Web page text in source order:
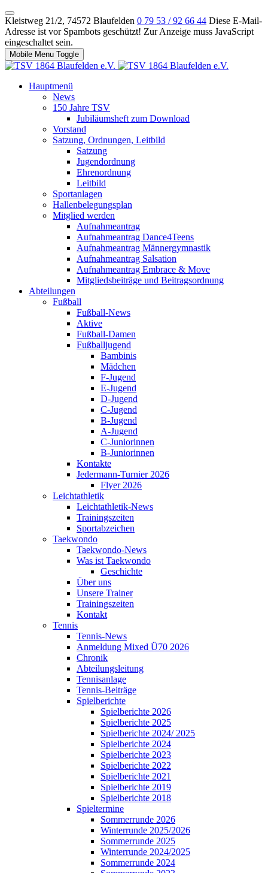
Kleistweg 21/2, 74572 Blaufelden 0 79 53 / 92 66 44 Diese E-Mail-
Adresse ist vor Spambots geschützt! Zur Anzeige muss JavaScript
eingeschaltet sein.
Mobile Menu Toggle
Hauptmenü
News
150 Jahre TSV
Jubiläumsheft zum Download
Vorstand
Satzung, Ordnungen, Leitbild
Satzung
Jugendordnung
Ehrenordnung
Leitbild
Sportanlagen
Hallenbelegungsplan
Mitglied werden
Aufnahmeantrag
Aufnahmeantrag Dance4Teens
Aufnahmeantrag Männergymnastik
Aufnahmeantrag Salsation
Aufnahmeantrag Embrace & Move
Mitgliedsbeiträge und Beitragsordnung
Abteilungen
Fußball
Fußball-News
Aktive
Fußball-Damen
Fußballjugend
Bambinis
Mädchen
F-Jugend
E-Jugend
D-Jugend
C-Jugend
B-Jugend
A-Jugend
C-Juniorinnen
B-Juniorinnen
Kontakte
Jedermann-Turnier 2026
Flyer 2026
Leichtathletik
Leichtathletik-News
Trainingszeiten
Sportabzeichen
Taekwondo
Taekwondo-News
Was ist Taekwondo
Geschichte
Über uns
Unsere Trainer
Trainingszeiten
Kontakt
Tennis
Tennis-News
Anmeldung Mixed Ü70 2026
Chronik
Abteilungsleitung
Tennisanlage
Tennis-Beiträge
Spielberichte
Spielberichte 2026
Spielberichte 2025
Spielberichte 2024/ 2025
Spielberichte 2024
Spielberichte 2023
Spielberichte 2022
Spielberichte 2021
Spielberichte 2019
Spielberichte 2018
Spieltermine
Sommerrunde 2026
Winterrunde 2025/2026
Sommerrunde 2025
Winterrunde 2024/2025
Sommerrunde 2024